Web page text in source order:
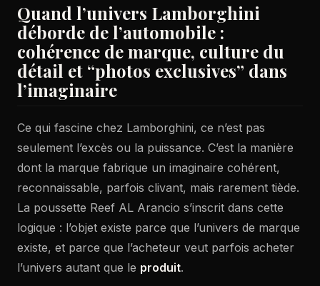
Quand l’univers Lamborghini
déborde de l’automobile :
cohérence de marque, culture du
détail et “photos exclusives” dans
l’imaginaire
Ce qui fascine chez Lamborghini, ce n’est pas
seulement l’excès ou la puissance. C’est la manière
dont la marque fabrique un imaginaire cohérent,
reconnaissable, parfois clivant, mais rarement tiède.
La poussette Reef AL Arancio s’inscrit dans cette
logique : l’objet existe parce que l’univers de marque
existe, et parce que l’acheteur veut parfois acheter
l’univers autant que le produit.